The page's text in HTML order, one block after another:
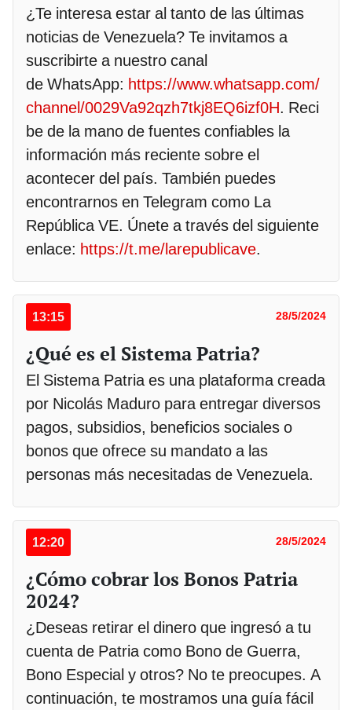
¿Te interesa estar al tanto de las últimas
noticias de Venezuela? Te invitamos a
suscribirte a nuestro canal
de WhatsApp: https://www.whatsapp.com/
channel/0029Va92qzh7tkj8EQ6izf0H. Reci
be de la mano de fuentes confiables la
información más reciente sobre el
acontecer del país. También puedes
encontrarnos en Telegram como La
República VE. Únete a través del siguiente
enlace: https://t.me/larepublicave.
13:15 28/5/2024
¿Qué es el Sistema Patria?
El Sistema Patria es una plataforma creada
por Nicolás Maduro para entregar diversos
pagos, subsidios, beneficios sociales o
bonos que ofrece su mandato a las
personas más necesitadas de Venezuela.
12:20 28/5/2024
¿Cómo cobrar los Bonos Patria
2024?
¿Deseas retirar el dinero que ingresó a tu
cuenta de Patria como Bono de Guerra,
Bono Especial y otros? No te preocupes. A
continuación, te mostramos una guía fácil